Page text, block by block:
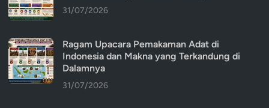
31/07/2026
Ragam Upacara Pemakaman Adat di
Indonesia dan Makna yang Terkandung di
Dalamnya
31/07/2026